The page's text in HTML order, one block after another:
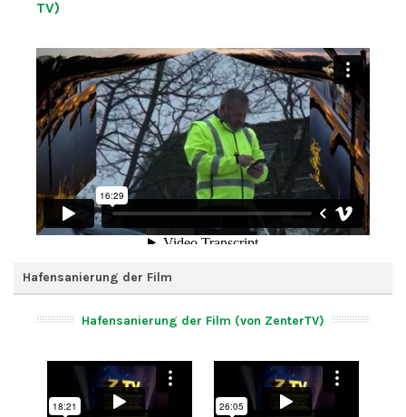
TV)
Hafensanierung der Film
Hafensanierung der Film (von ZenterTV)